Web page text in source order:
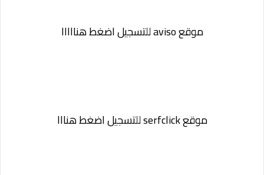
موقعaviso للتسجيل اضغط هنااااا
موقعserfclick للتسجيل اضغط هنااا